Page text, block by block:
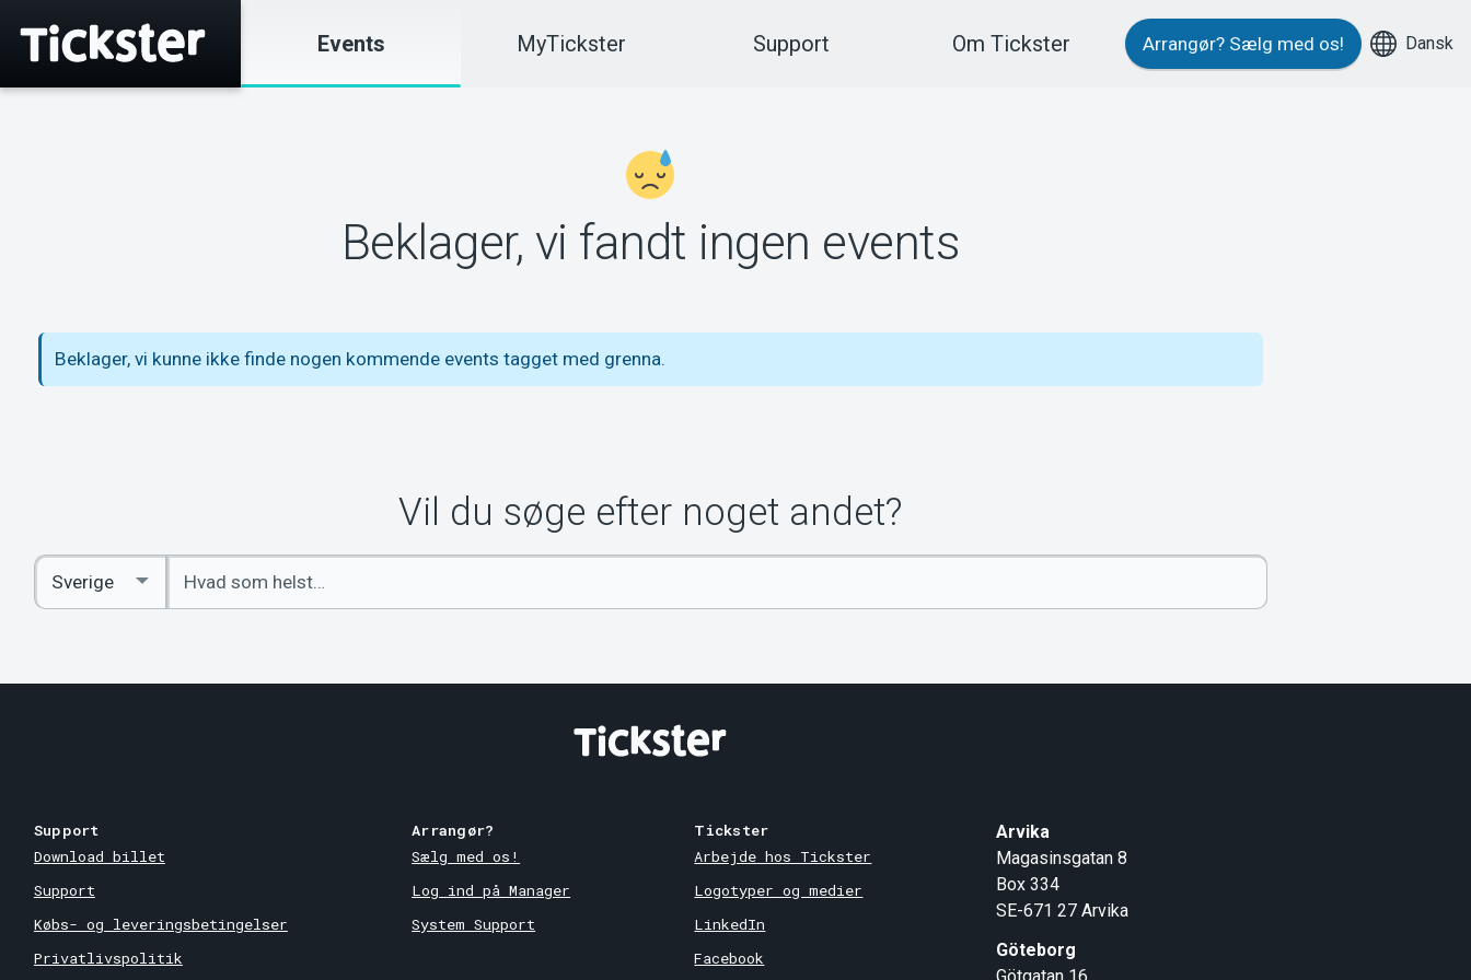
Events MyTickster Support Om Tickster Arrangør? Sælg med os! Dansk
Beklager, vi fandt ingen events
Beklager, vi kunne ikke finde nogen kommende events tagget med grenna.
Vil du søge efter noget andet?
Indtast
søgeord
Select
Country
Support
Download billet
Support
Købs- og leveringsbetingelser
Privatlivspolitik
Arrangør?
Sælg med os!
Log ind på Manager
System Support
Tickster
Arbejde hos Tickster
Logotyper og medier
LinkedIn
Facebook
Arvika
Magasinsgatan 8
Box 334
SE-671 27 Arvika
Göteborg